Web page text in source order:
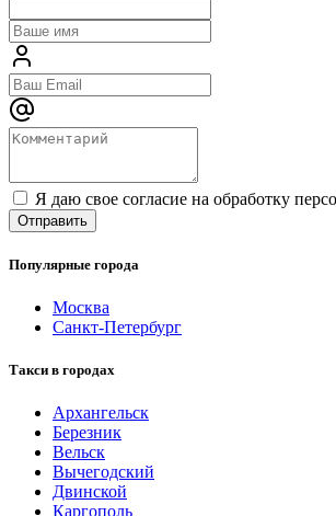
Я даю свое согласие на обработку
Популярные города
Москва
Санкт-Петербург
Такси в городах
Архангельск
Березник
Вельск
Вычегодский
Двинской
Каргополь